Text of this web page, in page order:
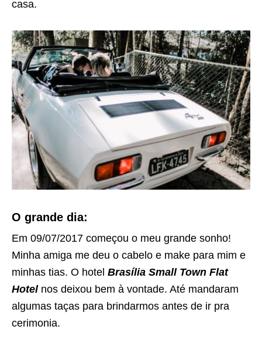
casa.
O grande dia:
Em 09/07/2017 começou o meu grande sonho!
Minha amiga me deu o cabelo e make para mim e
minhas tias. O hotel Brasília Small Town Flat
Hotel nos deixou bem à vontade. Até mandaram
algumas taças para brindarmos antes de ir pra
cerimonia.